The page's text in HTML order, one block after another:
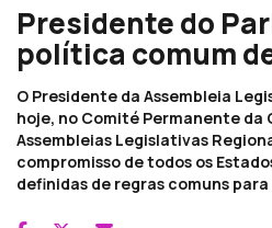
Presidente do
política comum
O Presidente da Assembleia
hoje, no Comité Permanente da
Assembleias Legislativas
compromisso de todos os
definidas de regras comuns